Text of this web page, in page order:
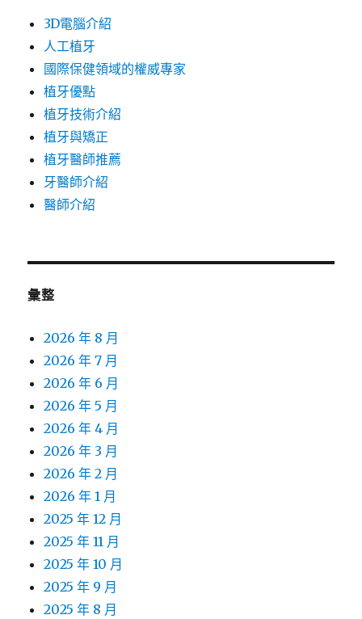
3D電腦介紹
人工植牙
國際保健領域的權威專家
植牙優點
植牙技術介紹
植牙與矯正
植牙醫師推薦
牙醫師介紹
醫師介紹
彙整
2026 年 8 月
2026 年 7 月
2026 年 6 月
2026 年 5 月
2026 年 4 月
2026 年 3 月
2026 年 2 月
2026 年 1 月
2025 年 12 月
2025 年 11 月
2025 年 10 月
2025 年 9 月
2025 年 8 月